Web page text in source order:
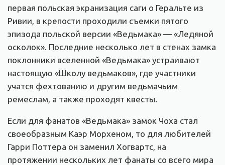
первая польская экранизация саги о Геральте из
Ривии, в крепости проходили съемки пятого
эпизода ​​польской версии «Ведьмака» — «Ледяной
осколок». Последние несколько лет в стенах замка
поклонники вселенной «Ведьмака» устраивают
настоящую «Школу ведьмаков», где участники
учатся фехтованию и другим ведьмачьим
ремеслам, а также проходят квесты.
Если для фанатов «Ведьмака» замок Чоха стал
своеобразным Каэр Морхеном, то для любителей
Гарри Поттера он заменил Хогвартс, на
протяжении нескольких лет фанаты со всего мира